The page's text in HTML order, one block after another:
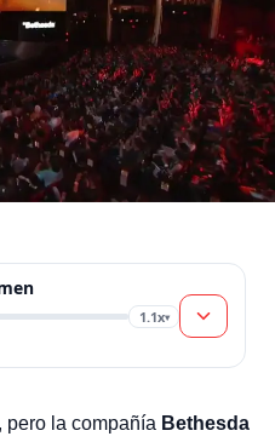
1.1x▾
pero la compañía Bethesda